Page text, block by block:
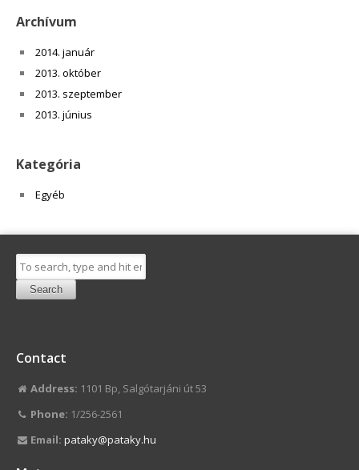
Archívum
2014. január
2013. október
2013. szeptember
2013. június
Kategória
Egyéb
Search
Contact
Address: 1101 Bp, Salgótarjáni út 53
Phone: 1/256-2561
Email: pataky@pataky.hu